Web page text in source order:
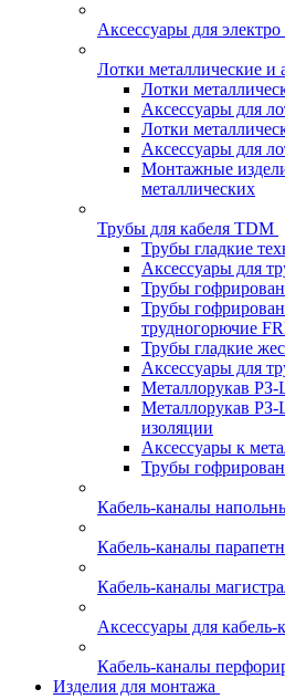
Аксессуары для
Лотки металлические и
Лотки
Аксессуары для
Лотки
Аксессуары для
Монтажные
металлических
Трубы для кабеля TDM
Трубы гладкие
Аксессуары для
Трубы
Трубы
трудногорючие
Трубы гладкие
Аксессуары для
Металлорукав
Металлорукав
изоляции
Аксессуары к
Трубы
Кабель-каналы
Кабель-каналы
Кабель-каналы
Аксессуары для кабель-
Кабель-каналы
Изделия для монтажа